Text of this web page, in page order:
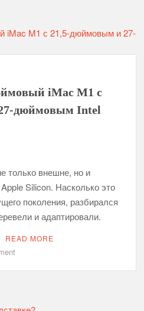
успешным и без вау-
Почему мы начали
иконок сотовой связи и WiFi
тебе спидран на тему
сетях
компанией, несмотря на все
на
грабли
SSD-
накопителя
iMac M1 с
дюймовым Intel
только внешне, но и
Silicon. Насколько это
поколения, разбирался
и адаптировали.
READ MORE
on